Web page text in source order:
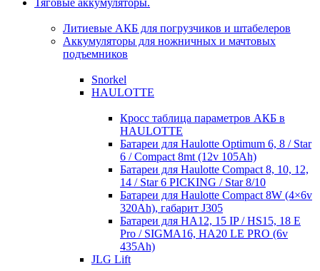
Тяговые аккумуляторы.
Литиевые АКБ для погрузчиков и штабелеров
Аккумуляторы для ножничных и мачтовых
подъемников
Snorkel
HAULOTTE
Кросc таблица параметров АКБ в
HAULOTTE
Батареи для Haulotte Optimum 6, 8 / Star
6 / Compact 8mt (12v 105Ah)
Батареи для Haulotte Compact 8, 10, 12,
14 / Star 6 PICKING / Star 8/10
Батареи для Haulotte Compact 8W (4×6v
320Ah), габарит J305
Батареи для HA12, 15 IP / HS15, 18 E
Pro / SIGMA16, HA20 LE PRO (6v
435Ah)
JLG Lift